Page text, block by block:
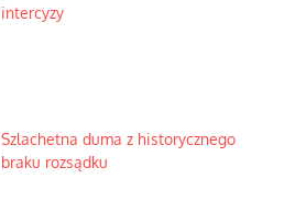
intercyzy
Szlachetna duma z historycznego
braku rozsądku